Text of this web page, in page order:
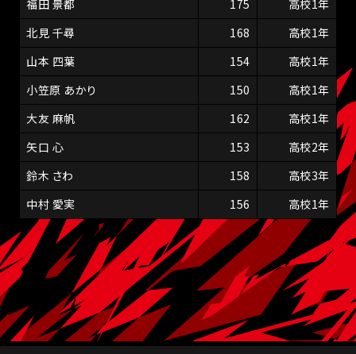
福田 景都 175
高校1年
北見 千尋
168
高校1年
山本 四葉
154
高校1年
小笠原 あかり
150
高校1年
大友 麻帆
162
高校1年
矢口 心
153
高校2年
鈴木 さわ
158
高校3年
中村 愛実
156 高校1年